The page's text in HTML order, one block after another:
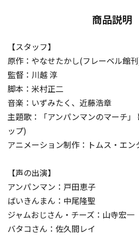
商品説明
【スタッフ】
原作：やなせたかし(フレーベル館
監督：川越 淳
脚本：米村正二
音楽：いずみたく、近藤浩章
主題歌：「アンパンマンのマーチ
ップ)
アニメーション制作：トムス・エン
【声の出演】
アンパンマン：戸田恵子
ばいきんまん：中尾隆聖
ジャムおじさん・チーズ：山寺宏一
バタコさん：佐久間レイ